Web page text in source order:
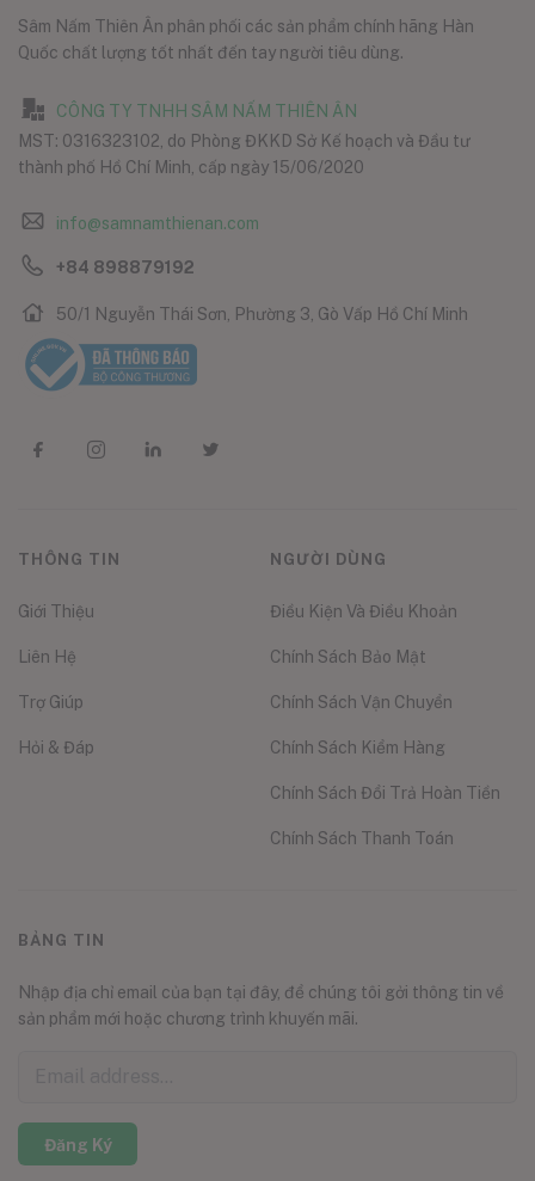
Sâm Nấm Thiên Ân phân phối các sản phẩm chính hãng Hàn
Quốc chất lượng tốt nhất đến tay người tiêu dùng.
CÔNG TY TNHH SÂM NẤM THIÊN ÂN
MST: 0316323102, do Phòng ĐKKD Sở Kế hoạch và Đầu tư
thành phố Hồ Chí Minh, cấp ngày 15/06/2020
info@samnamthienan.com
+84 898879192
50/1 Nguyễn Thái Sơn, Phường 3, Gò Vấp Hồ Chí Minh
THÔNG TIN
Giới Thiệu
Liên Hệ
Trợ Giúp
Hỏi & Đáp
NGƯỜI DÙNG
Điều Kiện Và Điều Khoản
Chính Sách Bảo Mật
Chính Sách Vận Chuyển
Chính Sách Kiểm Hàng
Chính Sách Đổi Trả Hoàn Tiền
Chính Sách Thanh Toán
BẢNG TIN
Nhập địa chỉ email của bạn tại đây, để chúng tôi gởi thông tin về
sản phẩm mới hoặc chương trình khuyến mãi.
Đăng Ký